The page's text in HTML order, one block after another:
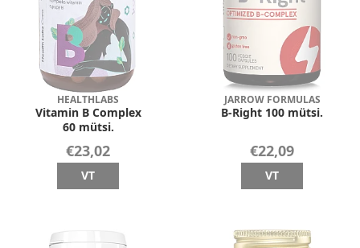
HEALTHLABS
Vitamin B Complex
60 mütsi.
€23,02
VT
JARROW FORMULAS
B-Right 100 mütsi.
€22,09
VT